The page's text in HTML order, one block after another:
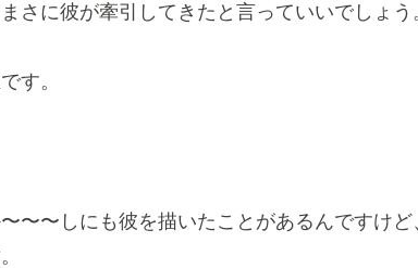
さに彼が牽引してきたと言っていいでしょう
す。
〜〜しにも彼を描いたことがあるんですけ